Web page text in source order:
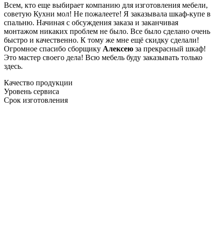
Всем, кто еще выбирает компанию для изготовления мебели,
советую Кухни мол! Не пожалеете! Я заказывала шкаф-купе в
спальню. Начиная с обсуждения заказа и заканчивая
монтажом никаких проблем не было. Все было сделано очень
быстро и качественно. К тому же мне ещё скидку сделали!
Огромное спасибо сборщику Алексею за прекрасный шкаф!
Это мастер своего дела! Всю мебель буду заказывать только
здесь.
Качество продукции
Уровень сервиса
Срок изготовления